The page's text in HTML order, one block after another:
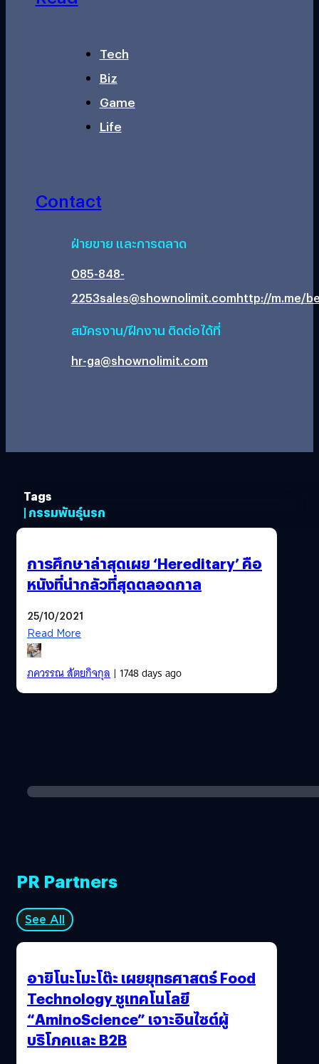
Tech
Biz
Game
Life
Contact
ฝ่ายขาย และการตลาด
085-848-
2253sales@shownolimit.comhttp://m.me/
สมัครงาน/ฝึกงาน ติดต่อได้ที่
hr-ga@shownolimit.com
Tags
| กรรมพันธุ์นรก
การศึกษาล่าสุดเผย ‘Hereditary’ คือ
หนังที่น่ากลัวที่สุดตลอดกาล
25/10/2021
Read More
ภควรรณ สัตยกิจกุล| 1748 days ago
PR Partners
See All
อายิโนะโมะโต๊ะ เผยยุทธศาสตร์ Food
Technology ชูเทคโนโลยี
“AminoScience” เจาะอินไซต์ผู้
บริโภคและ B2B